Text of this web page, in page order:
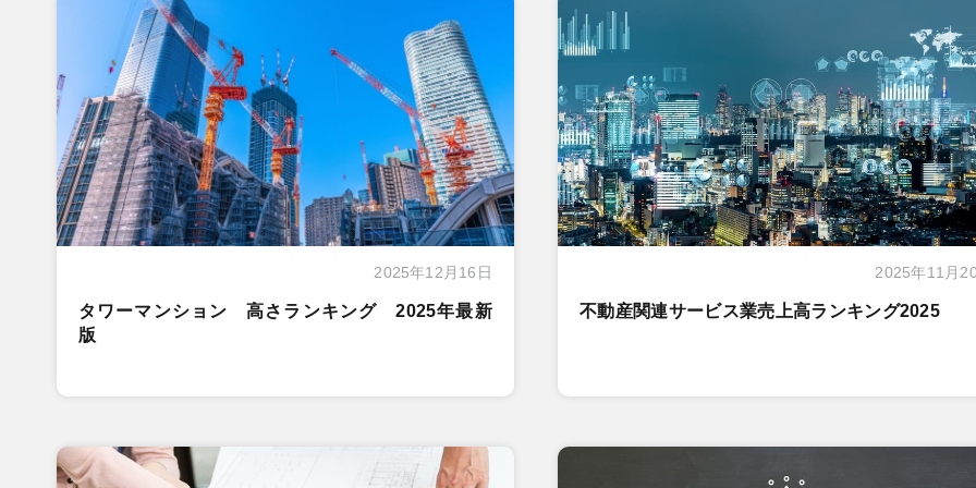
2025年12月16日
タワーマンション 高さランキング 2025年最新
版
2025年11月
不動産関連サービス業売上高ランキング2025